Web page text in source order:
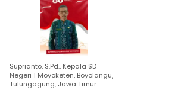
Suprianto, S.Pd., Kepala SD
Negeri 1 Moyoketen, Boyolangu,
Tulungagung, Jawa Timur